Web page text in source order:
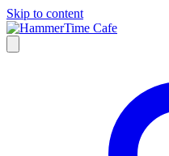
Skip to content